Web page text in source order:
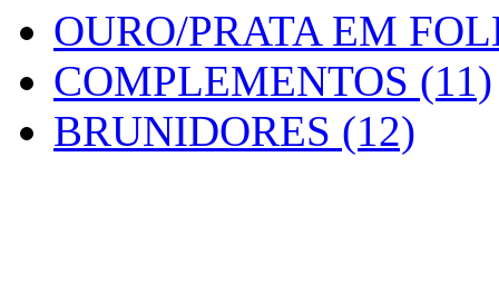
OURO/PRATA EM
COMPLEMENTOS (11)
BRUNIDORES (12)